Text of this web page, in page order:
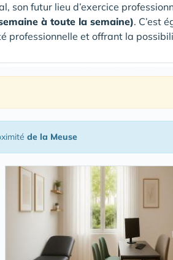
son futur lieu d’exercice
à toute la semaine). C’est
professionnelle et offrant la
de la Meuse